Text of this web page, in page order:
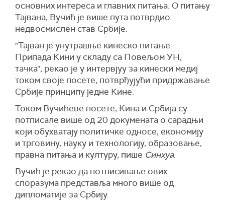
основних интереса и главних питања. О питању
Тајвана, Вучић је више пута потврдио
недвосмислен став Србије.
"Тајван је унутрашње кинеско питање.
Припада Кини у складу са Повељом УН,
тачка", рекао је у интервјуу за кинески медиј
током своје посете, потврђујући придржавање
Србије принципу једне Кине.
Током Вучићеве посете, Кина и Србија су
потписале више од 20 докумената о сарадњи
који обухватају политичке односе, економију
и трговину, науку и технологију, образовање,
правна питања и културу, пише Синхуа.
Вучић је рекао да потписивање ових
споразума представља много више од
дипломатије за Србију.